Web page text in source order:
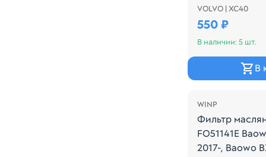
VOLVO | XC40
550 ₽
В наличии: 5 шт.
В
Осталась 3 шт.
WINP
Фильтр
FO51141E
2017-, Baowo